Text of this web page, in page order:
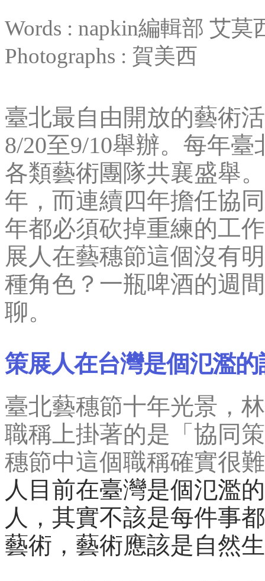
Words : napkin編輯部 艾莫
Photographs : 賀美西
臺北最自由開放的藝術
8/20至9/10舉辦。每年
各類藝術團隊共襄盛舉
年，而連續四年擔任協
年都必須砍掉重練的工
展人在藝穗節這個沒有
種角色？一瓶啤酒的週
聊。
策展人在台灣是個氾濫的
臺北藝穗節十年光景，
職稱上掛著的是「協同
穗節中這個職稱確實很
人目前在臺灣是個氾濫
人，其實不該是每件事
藝術，藝術應該是自然